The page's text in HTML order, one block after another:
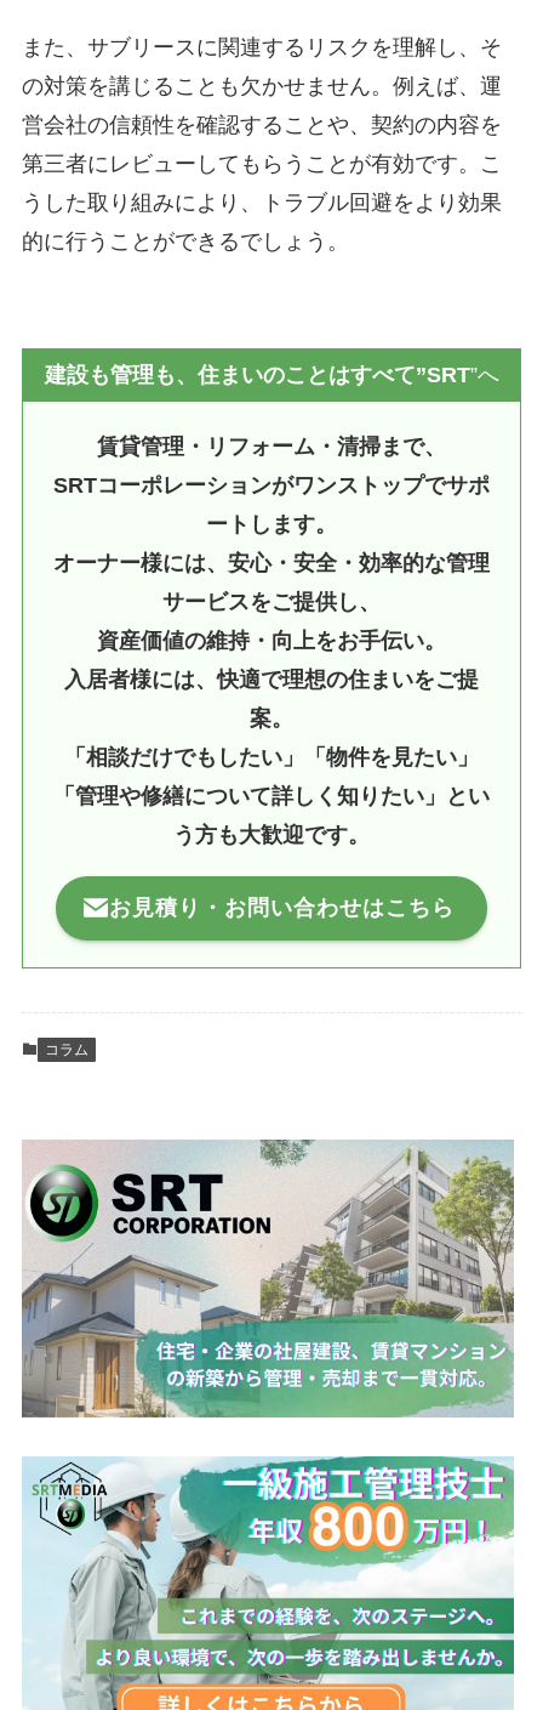
また、サブリースに関連するリスクを理解し、そ
の対策を講じることも欠かせません。例えば、運
営会社の信頼性を確認することや、契約の内容を
第三者にレビューしてもらうことが有効です。こ
うした取り組みにより、トラブル回避をより効果
的に行うことができるでしょう。
建設も管理も、住まいのことはすべて”SRT”へ
賃貸管理・リフォーム・清掃まで、
SRTコーポレーションがワンストップでサポ
ートします。
オーナー様には、安心・安全・効率的な管理
サービスをご提供し、
資産価値の維持・向上をお手伝い。
入居者様には、快適で理想の住まいをご提
案。
「相談だけでもしたい」「物件を見たい」
「管理や修繕について詳しく知りたい」とい
う方も大歓迎です。
お見積り・お問い合わせはこちら
コラム